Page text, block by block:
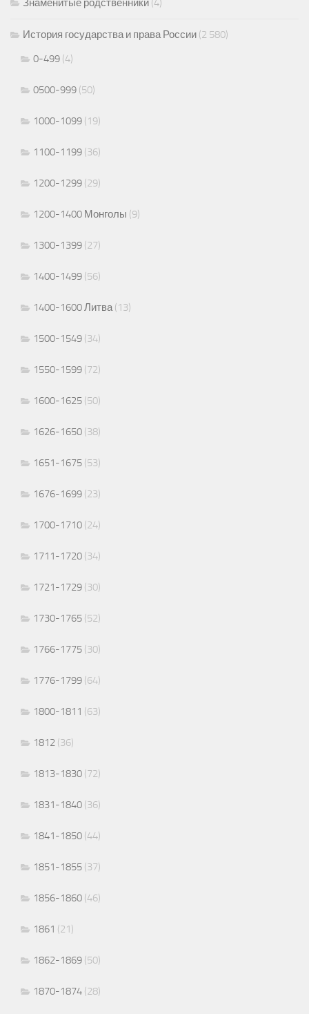
Знаменитые родственники (4)
История государства и права России (2 580)
0-499 (4)
0500-999 (50)
1000-1099 (19)
1100-1199 (36)
1200-1299 (29)
1200-1400 Монголы (9)
1300-1399 (27)
1400-1499 (56)
1400-1600 Литва(13)
1500-1549 (34)
1550-1599 (72)
1600-1625 (50)
1626-1650 (38)
1651-1675 (53)
1676-1699 (23)
1700-1710 (24)
1711-1720 (34)
1721-1729 (30)
1730-1765 (52)
1766-1775 (30)
1776-1799 (64)
1800-1811 (63)
1812 (36)
1813-1830 (72)
1831-1840 (36)
1841-1850 (44)
1851-1855 (37)
1856-1860 (46)
1861 (21)
1862-1869 (50)
1870-1874 (28)